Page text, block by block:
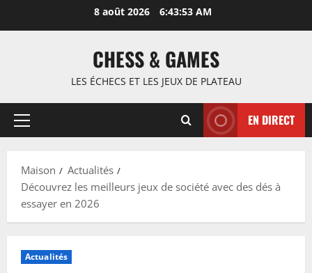
8 août 2026 6:43:54 AM
CHESS & GAMES
LES ÉCHECS ET LES JEUX DE PLATEAU
Menu
EN DIRECT
Maison
Actualités
Découvrez les meilleurs jeux de société avec des dés à
essayer en 2026
Actualités